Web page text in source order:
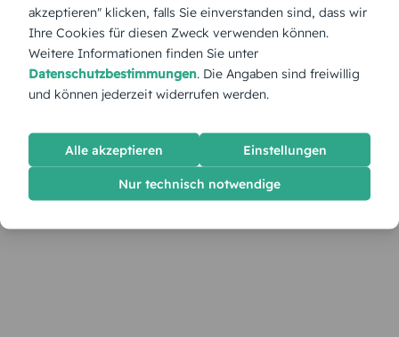
akzeptieren" klicken, falls Sie einverstanden sind, dass wir
Ihre Cookies für diesen Zweck verwenden können.
Weitere Informationen finden Sie unter
Datenschutzbestimmungen. Die Angaben sind freiwillig
und können jederzeit widerrufen werden.
Alle akzeptieren Einstellungen
Nur technisch notwendige